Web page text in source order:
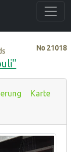
No 21018
Karte